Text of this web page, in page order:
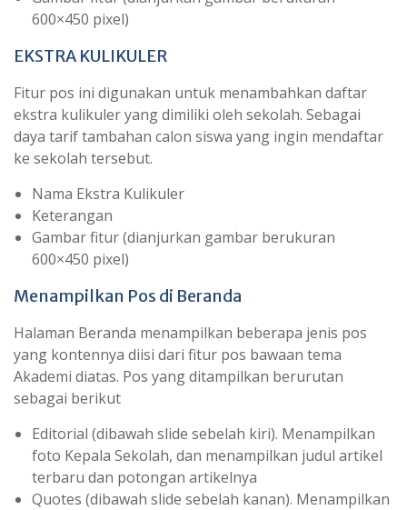
600×450 pixel)
EKSTRA KULIKULER
Fitur pos ini digunakan untuk menambahkan daftar
ekstra kulikuler yang dimiliki oleh sekolah. Sebagai
daya tarif tambahan calon siswa yang ingin mendaftar
ke sekolah tersebut.
Nama Ekstra Kulikuler
Keterangan
Gambar fitur (dianjurkan gambar berukuran
600×450 pixel)
Menampilkan Pos di Beranda
Halaman Beranda menampilkan beberapa jenis pos
yang kontennya diisi dari fitur pos bawaan tema
Akademi diatas. Pos yang ditampilkan berurutan
sebagai berikut
Editorial (dibawah slide sebelah kiri). Menampilkan
foto Kepala Sekolah, dan menampilkan judul artikel
terbaru dan potongan artikelnya
Quotes (dibawah slide sebelah kanan). Menampilkan